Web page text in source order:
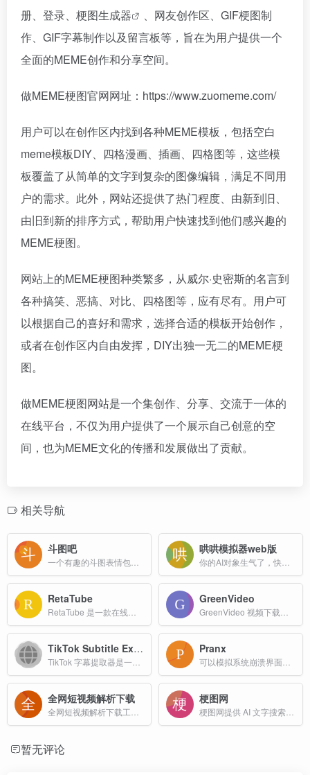
册、登录、 梗图生成器
、网友创作区、GIF梗图制
作、GIF字幕制作以及留言板等，旨在为用户提供一个
全面的MEME创作和分享空间。
做MEME梗图官网网址：https://www.zuomeme.com/
用户可以在创作区内找到各种MEME模板，包括空白
meme模板DIY、四格漫画、插画、四格图等，这些模
板覆盖了从简单的文字到复杂的图像编辑，满足不同用
户的需求。此外，网站还提供了热门程度、由新到旧、
由旧到新的排序方式，帮助用户快速找到他们感兴趣的
MEME梗图。
网站上的MEME梗图种类繁多，从威尔·史密斯的名言到
各种搞笑、恶搞、对比、四格图等，应有尽有。用户可
以根据自己的喜好和需求，选择合适的模板开始创作，
或者在创作区内自由发挥，DIY出独一无二的MEME梗
图。
做MEME梗图网站是一个集创作、分享、交流于一体的
在线平台，不仅为用户提供了一个展示自己创意的空
间，也为MEME文化的传播和发展做出了贡献。
相关导航
斗图吧 哄哄模拟器web版
RetaTube GreenVideo
TikTok Subtitle Extractor Pranx
全网短视频解析下载 梗图网
暂无评论